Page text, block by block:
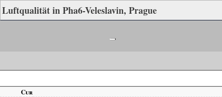
Luftqualität in Pha6-Veleslavin, Prague
-
Cur